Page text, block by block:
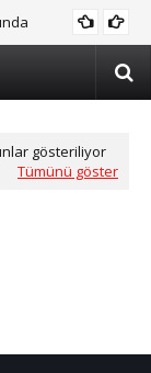
gösteriliyor
Tümünü göster